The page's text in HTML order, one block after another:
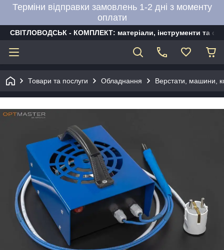
Терміни відправки замовлень 1-2 дні з моменту
оплати
СВІТЛОВОДСЬК - КОМПЛЕКТ: матеріали, інструменти та
Товари та послуги Обладнання Верстати, машини,